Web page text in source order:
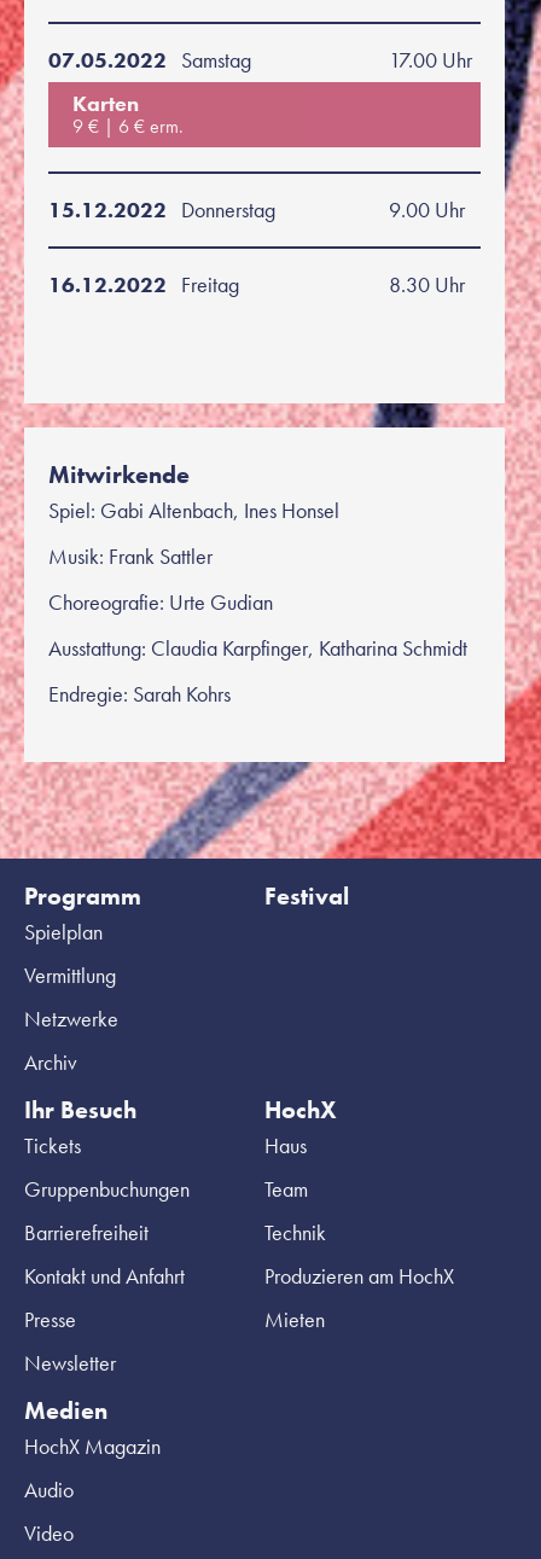
07.05.2022 Samstag
17.00 Uhr
Karten
9 € 6 € erm.
15.12.2022 Donnerstag 9.00 Uhr
16.12.2022 Freitag 8.30 Uhr
Mitwirkende
Spiel: Gabi Altenbach, Ines Honsel
Musik: Frank Sattler
Choreografie: Urte Gudian
Ausstattung: Claudia Karpfinger, Katharina Schmidt
Endregie: Sarah Kohrs
Programm
Spielplan
Vermittlung
Netzwerke
Archiv
Festival
Ihr Besuch
Tickets
Gruppenbuchungen
Barrierefreiheit
Kontakt und Anfahrt
Presse
Newsletter
HochX
Haus
Team
Technik
Produzieren am HochX
Mieten
Medien
HochX Magazin
Audio
Video